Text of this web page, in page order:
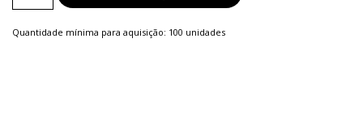
quantity
Quantidade mínima para aquisição: 100 unidades